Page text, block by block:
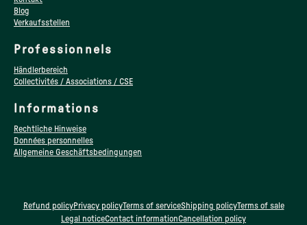
Blog
Verkaufsstellen
Professionnels
Händlerbereich
Collectivités / Associations / CSE
Informations
Rechtliche Hinweise
Données personnelles
Allgemeine Geschäftsbedingungen
Refund policyPrivacy policyTerms of serviceShipping policyTerms of sale
Legal noticeContact informationCancellation policy